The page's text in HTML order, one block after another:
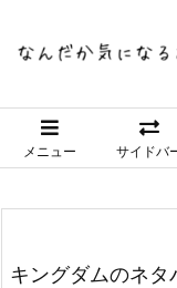
メニュー サイドバ
キングダムのネ